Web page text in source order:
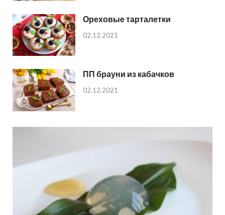
Ореховые тарталетки
02.12.2021
ПП брауни из кабачков
02.12.2021